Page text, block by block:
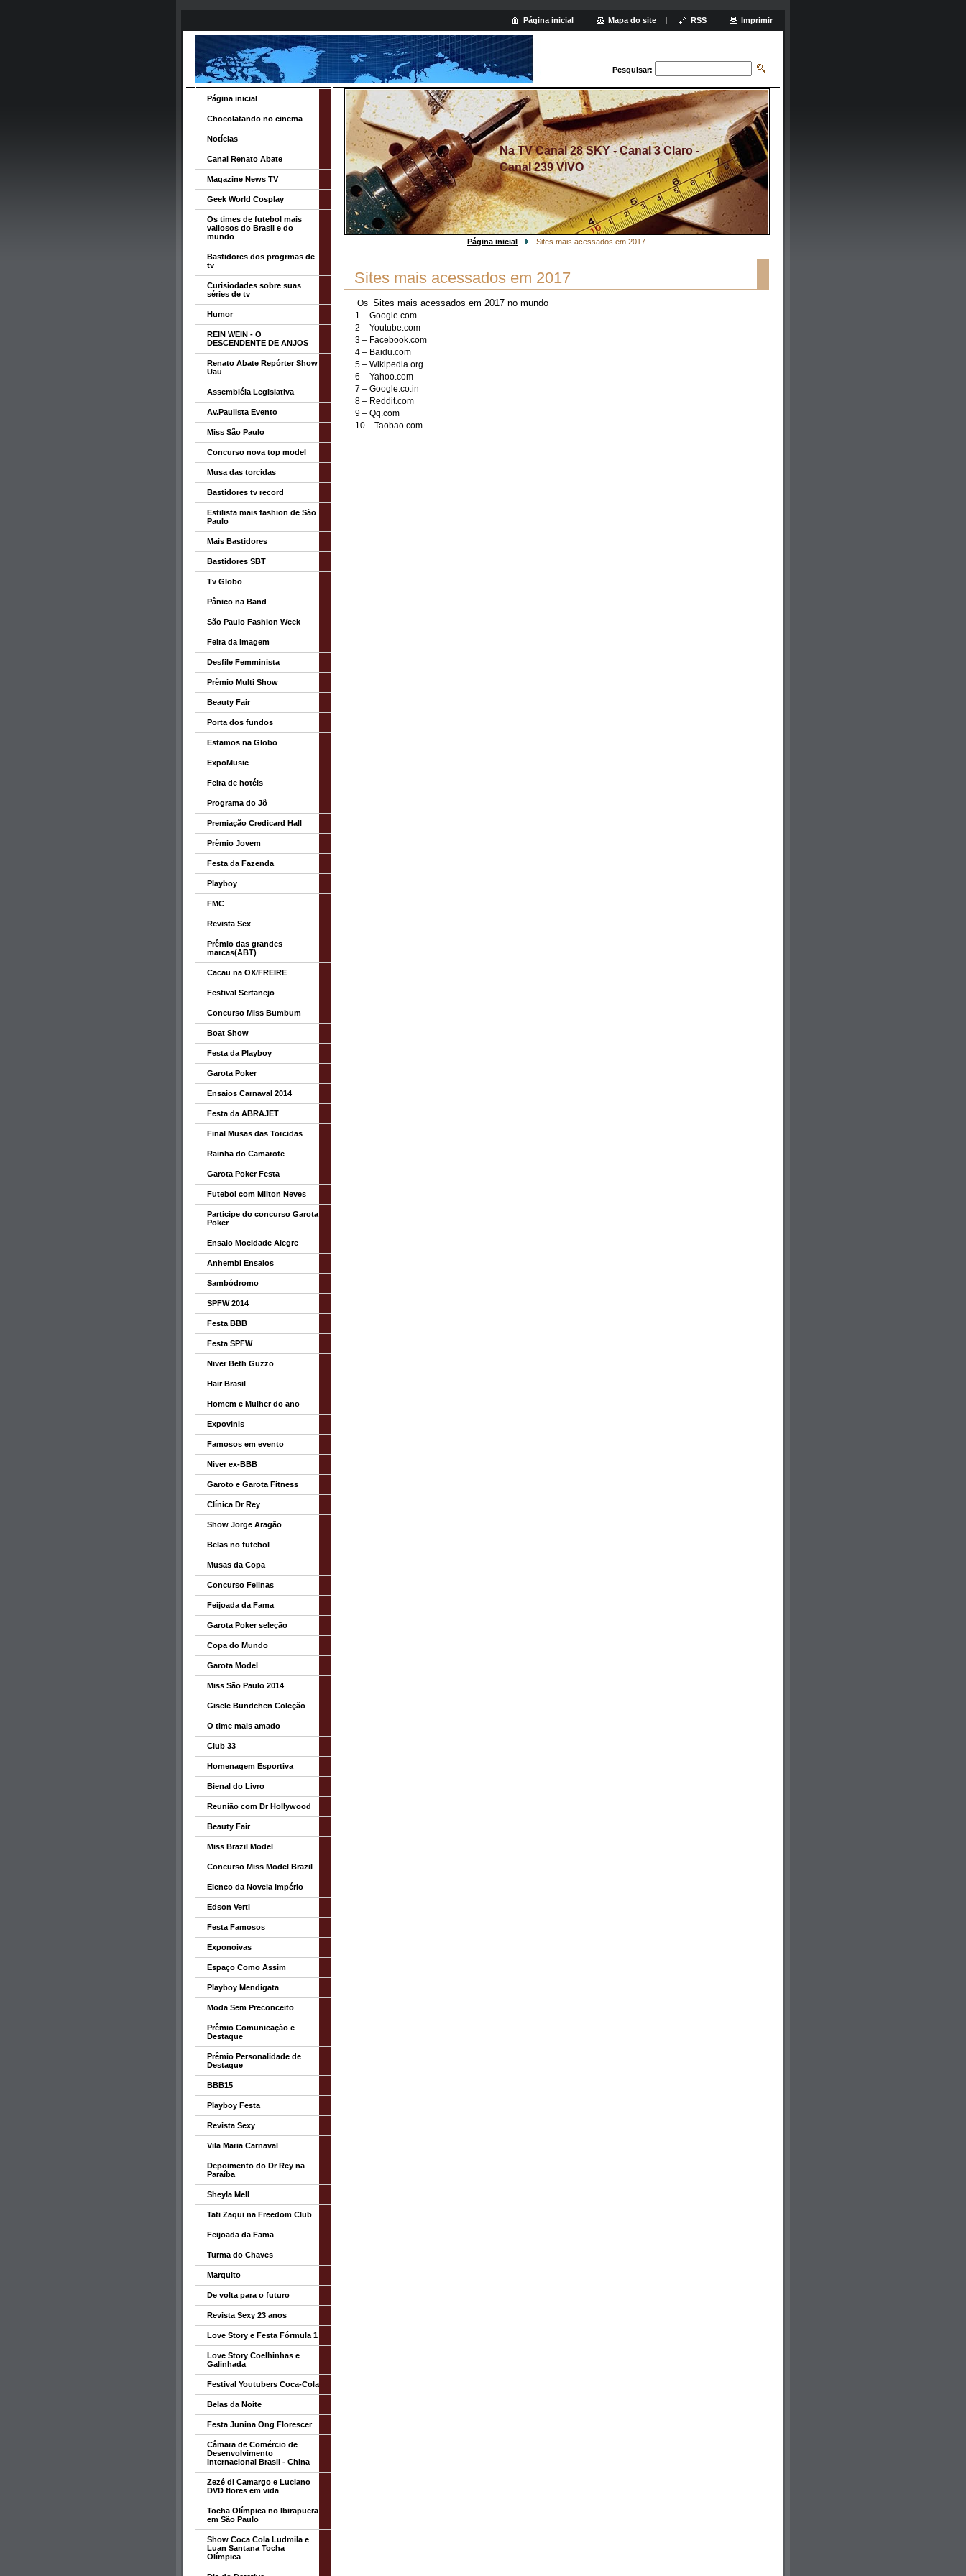
Pesquisar:
Na TV Canal 28 SKY - Canal 3 Claro -
Canal 239 VIVO
Página inicial Sites mais acessados em 2017
Sites mais acessados em 2017
Os Sites mais acessados em 2017 no mundo
1 – Google.com
2 – Youtube.com
3 – Facebook.com
4 – Baidu.com
5 – Wikipedia.org
6 – Yahoo.com
7 – Google.co.in
8 – Reddit.com
9 – Qq.com
10 – Taobao.com
Página inicial
Chocolatando no cinema
Notícias
Canal Renato Abate
Magazine News TV
Geek World Cosplay
Os times de futebol mais
valiosos do Brasil e do
mundo
Bastidores dos progrmas de
tv
Curisiodades sobre suas
séries de tv
Humor
REIN WEIN - O
DESCENDENTE DE ANJOS
Renato Abate Repórter Show
Uau
Assembléia Legislativa
Av.Paulista Evento
Miss São Paulo
Concurso nova top model
Musa das torcidas
Bastidores tv record
Estilista mais fashion de São
Paulo
Mais Bastidores
Bastidores SBT
Tv Globo
Pânico na Band
São Paulo Fashion Week
Feira da Imagem
Desfile Femminista
Prêmio Multi Show
Beauty Fair
Porta dos fundos
Estamos na Globo
ExpoMusic
Feira de hotéis
Programa do Jô
Premiação Credicard Hall
Prêmio Jovem
Festa da Fazenda
Playboy
FMC
Revista Sex
Prêmio das grandes
marcas(ABT)
Cacau na OX/FREIRE
Festival Sertanejo
Concurso Miss Bumbum
Boat Show
Festa da Playboy
Garota Poker
Ensaios Carnaval 2014
Festa da ABRAJET
Final Musas das Torcidas
Rainha do Camarote
Garota Poker Festa
Futebol com Milton Neves
Participe do concurso Garota
Poker
Ensaio Mocidade Alegre
Anhembi Ensaios
Sambódromo
SPFW 2014
Festa BBB
Festa SPFW
Niver Beth Guzzo
Hair Brasil
Homem e Mulher do ano
Expovinis
Famosos em evento
Niver ex-BBB
Garoto e Garota Fitness
Clínica Dr Rey
Show Jorge Aragão
Belas no futebol
Musas da Copa
Concurso Felinas
Feijoada da Fama
Garota Poker seleção
Copa do Mundo
Garota Model
Miss São Paulo 2014
Gisele Bundchen Coleção
O time mais amado
Club 33
Homenagem Esportiva
Bienal do Livro
Reunião com Dr Hollywood
Beauty Fair
Miss Brazil Model
Concurso Miss Model Brazil
Elenco da Novela Império
Edson Verti
Festa Famosos
Exponoivas
Espaço Como Assim
Playboy Mendigata
Moda Sem Preconceito
Prêmio Comunicação e
Destaque
Prêmio Personalidade de
Destaque
BBB15
Playboy Festa
Revista Sexy
Vila Maria Carnaval
Depoimento do Dr Rey na
Paraíba
Sheyla Mell
Tati Zaqui na Freedom Club
Feijoada da Fama
Turma do Chaves
Marquito
De volta para o futuro
Revista Sexy 23 anos
Love Story e Festa Fórmula 1
Love Story Coelhinhas e
Galinhada
Festival Youtubers Coca-Cola
Belas da Noite
Festa Junina Ong Florescer
Câmara de Comércio de
Desenvolvimento
Internacional Brasil - China
Zezé di Camargo e Luciano
DVD flores em vida
Tocha Olímpica no Ibirapuera
em São Paulo
Show Coca Cola Ludmila e
Luan Santana Tocha
Olímpica
Página inicial Mapa do site RSS Imprimir